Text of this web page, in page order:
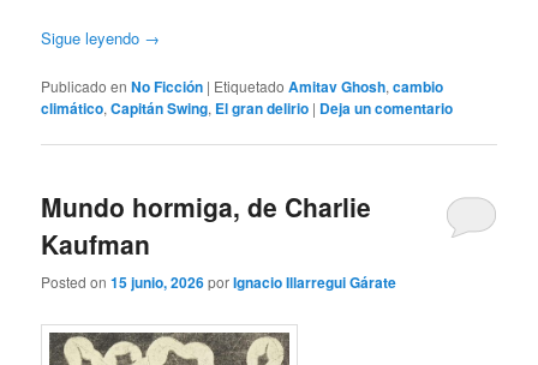
Sigue leyendo →
Publicado en No Ficción | Etiquetado Amitav Ghosh,cambio
climático,Capitán Swing, El gran delirio | Deja un comentario
Mundo hormiga, de Charlie
Kaufman
Posted on15 junio, 2026porIgnacio Illarregui Gárate